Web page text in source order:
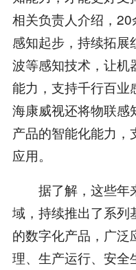
相关负责人介绍，
感知起步，持续拓
波等感知技术，让机
能力，支持千行百业
海康威视还将物联感
产品的智能化能力
应用。
据了解，这些年
域，持续推出了系列
的数字化产品，广泛
理、生产运行、安全